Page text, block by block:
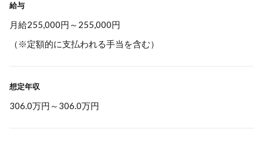
給与
月給255,000円～255,000円
（※定額的に支払われる手当を含む）
想定年収
306.0万円 ～ 306.0万円